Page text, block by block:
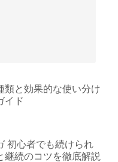
類と効果的な使い分け
イド
初心者でも続けられ
継続のコツを徹底解説